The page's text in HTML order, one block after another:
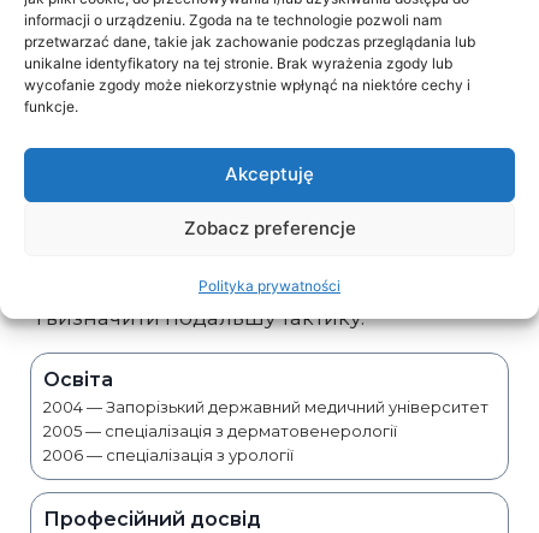
informacji o urządzeniu. Zgoda na te technologie pozwoli nam
przetwarzać dane, takie jak zachowanie podczas przeglądania lub
unikalne identyfikatory na tej stronie. Brak wyrażenia zgody lub
wycofanie zgody może niekorzystnie wpłynąć na niektóre cechy i
funkcje.
Akceptuję
Zobacz preferencje
Polityka prywatności
оцінка родимок і шкірних утворень,
своєчасний контроль змін
Анатолій Хулапа
Лікар поєднує професіоналізм, делікатний
підхід до пацієнта та уважність до деталей.
допомагає оцінити стан шкірних утворень
і визначити подальшу тактику.
Освіта
2004 — Запорізький державний медичний університет
2005 — спеціалізація з дерматовенерології
2006 — спеціалізація з урології
Професійний досвід